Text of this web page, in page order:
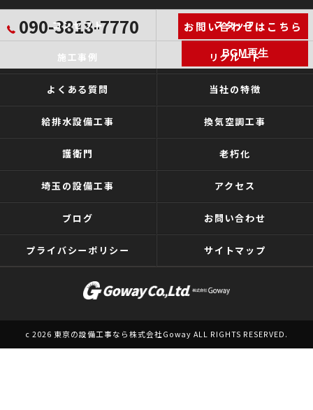
090-3818-7770 お問い合わせはこちら
BGM再生
コンセプト スタッフ
施工事例 リクルート
よくある質問 当社の特徴
給排水設備工事 換気空調工事
護衛門 老朽化
埼玉の設備工事 アクセス
ブログ お問い合わせ
プライバシーポリシー サイトマップ
c 2026 東京の設備工事なら株式会社Goway ALL RIGHTS RESERVED.